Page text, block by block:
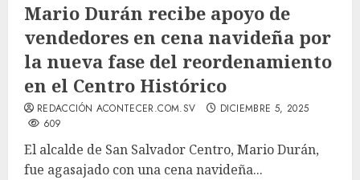
Mario Durán recibe apoyo de
vendedores en cena navideña por
la nueva fase del reordenamiento
en el Centro Histórico
REDACCIÓN ACONTECER.COM.SV
DICIEMBRE 5, 2025
609
El alcalde de San Salvador Centro, Mario Durán,
fue agasajado con una cena navideña...